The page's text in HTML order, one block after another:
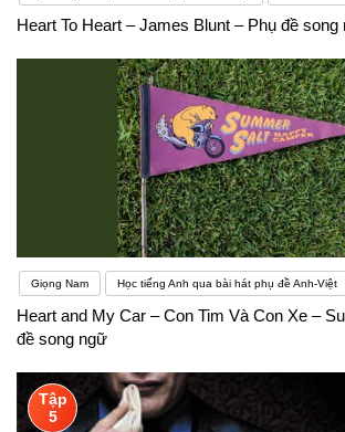
Heart To Heart – James Blunt – Phụ đề song
Giọng Nam Học tiếng Anh qua bài hát phụ đề Anh-Việt
Heart and My Car – Con Tim Và Con Xe –
đề song ngữ
Tập
5